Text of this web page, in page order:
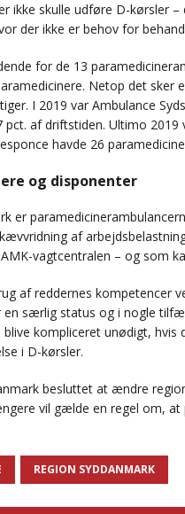
ikke skulle udføre D-kørsler
der ikke er behov for
for de 13
Netop det sker
I 2019 var Ambulance
af driftstiden. Ultimo 2019
havde 26
og disponenter
er
af
vagtcentralen – og som
af reddernes kompetencer
en særlig status og i nogle
blive kompliceret unødigt,
i D-kørsler.
besluttet at ændre
vil gælde en regel om,
REGION SYDDANMARK